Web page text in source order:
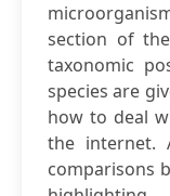
section of
taxonomic
species are
how to deal
the internet.
comparisons